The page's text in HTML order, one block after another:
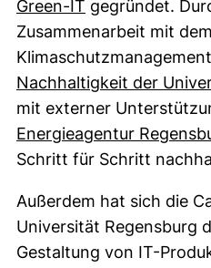
Green-IT (externer Link,
gegründet.
Zusammenarbeit mit dem
Nachhaltigkeit der
mit externer
Energieagentur
Schritt für Schritt
Außerdem hat sich die
Universität Regensburg
Gestaltung von IT-